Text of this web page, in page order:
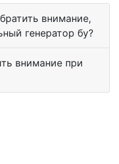
внимание,
генератор бу?
внимание при